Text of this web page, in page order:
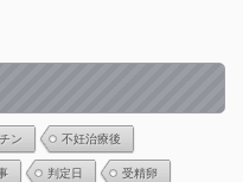
ン 不妊治療後
判定日 受精卵